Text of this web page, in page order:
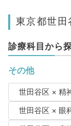
東京都世田
診療科目から
その他
世田谷区 × 精
世田谷区 × 眼